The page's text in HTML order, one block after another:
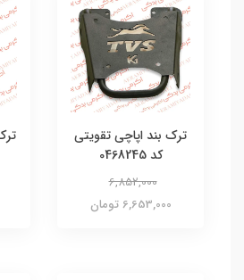
ترک بند اپاچی تقویتی
کد 0468245
6,852,000
6,653,000 تومان